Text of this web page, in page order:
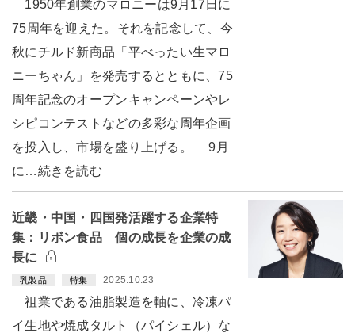
1950年創業のマロニーは9月17日に
75周年を迎えた。それを記念して、今
秋にチルド新商品「平べったい生マロ
ニーちゃん」を発売するとともに、75
周年記念のオープンキャンペーンやレ
シピコンテストなどの多彩な周年企画
を投入し、市場を盛り上げる。 9月
に…続きを読む
近畿・中国・四国発活躍する企業特
集：リボン食品 個の成長を企業の成
長に
乳製品 特集 2025.10.23
祖業である油脂製造を軸に、冷凍パ
イ生地や焼成タルト（パイシェル）な